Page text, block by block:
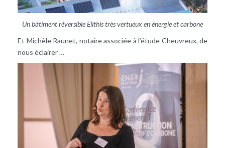
Un bâtiment réversible Elithis très vertueux en énergie et carbone
Et Michèle Raunet, notaire associée à l’étude Cheuvreux, de
nous éclairer …